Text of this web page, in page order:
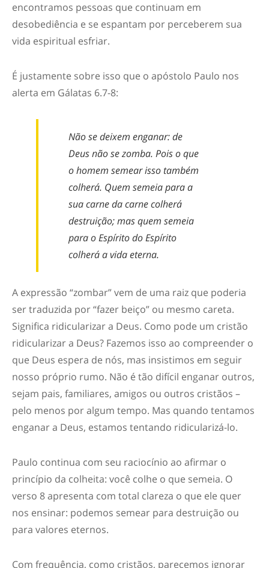
encontramos pessoas que continuam em
desobediência e se espantam por perceberem sua
vida espiritual esfriar.
É justamente sobre isso que o apóstolo Paulo nos
alerta em Gálatas 6.7-8:
Não se deixem enganar: de
Deus não se zomba. Pois o que
o homem semear isso também
colherá. Quem semeia para a
sua carne da carne colherá
destruição; mas quem semeia
para o Espírito do Espírito
colherá a vida eterna.
A expressão “zombar” vem de uma raiz que poderia
ser traduzida por “fazer beiço” ou mesmo careta.
Significa ridicularizar a Deus. Como pode um cristão
ridicularizar a Deus? Fazemos isso ao compreender o
que Deus espera de nós, mas insistimos em seguir
nosso próprio rumo. Não é tão difícil enganar outros,
sejam pais, familiares, amigos ou outros cristãos –
pelo menos por algum tempo. Mas quando tentamos
enganar a Deus, estamos tentando ridicularizá-lo.
Paulo continua com seu raciocínio ao afirmar o
princípio da colheita: você colhe o que semeia. O
verso 8 apresenta com total clareza o que ele quer
nos ensinar: podemos semear para destruição ou
para valores eternos.
Com frequência, como cristãos, parecemos ignorar